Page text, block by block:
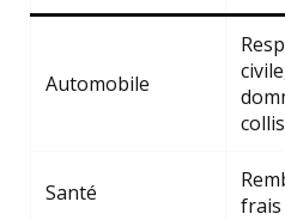
Automobile
Santé
frais